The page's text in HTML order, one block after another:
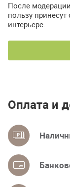
После
пользу
интерьере.
Оплата и